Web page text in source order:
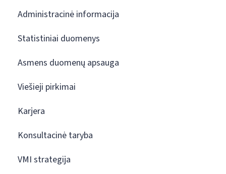
Administracinė informacija
Statistiniai duomenys
Asmens duomenų apsauga
Viešieji pirkimai
Karjera
Konsultacinė taryba
VMI strategija